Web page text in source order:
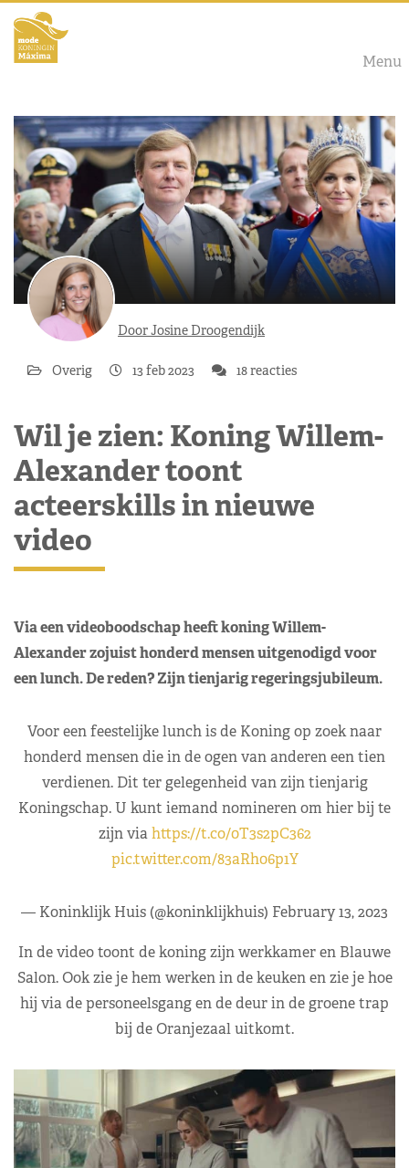
Menu
Door Josine Droogendijk
Overig 13 feb 2023 18 reacties
Wil je zien: Koning Willem-
Alexander toont
acteerskills in nieuwe
video
Via een videoboodschap heeft koning Willem-
Alexander zojuist honderd mensen uitgenodigd voor
een lunch. De reden? Zijn tienjarig regeringsjubileum.
Voor een feestelijke lunch is de Koning op zoek naar
honderd mensen die in de ogen van anderen een tien
verdienen. Dit ter gelegenheid van zijn tienjarig
Koningschap. U kunt iemand nomineren om hier bij te
zijn viahttps://t.co/0T3s2pC362
pic.twitter.com/83aRh06p1Y
— Koninklijk Huis (@koninklijkhuis) February 13, 2023
In de video toont de koning zijn werkkamer en Blauwe
Salon. Ook zie je hem werken in de keuken en zie je hoe
hij via de personeelsgang en de deur in de groene trap
bij de Oranjezaal uitkomt.